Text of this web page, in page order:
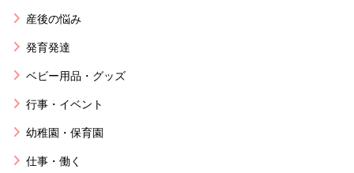
産後の悩み
発育発達
ベビー用品・グッズ
行事・イベント
幼稚園・保育園
仕事・働く